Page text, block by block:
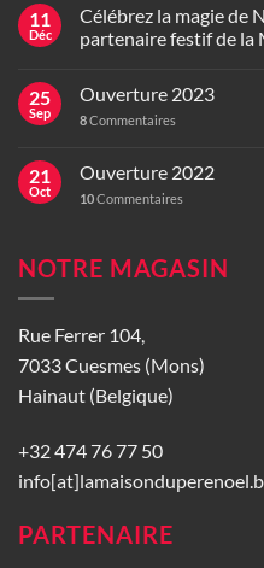
11
Déc
Célébrez la magie de
partenaire festif de la
25
Sep
Ouverture 2023
8Commentaires
21
Oct
Ouverture 2022
10Commentaires
NOTRE MAGASIN
Rue Ferrer 104,
7033 Cuesmes (Mons)
Hainaut (Belgique)
+32 474 76 77 50
PARTENAIRE